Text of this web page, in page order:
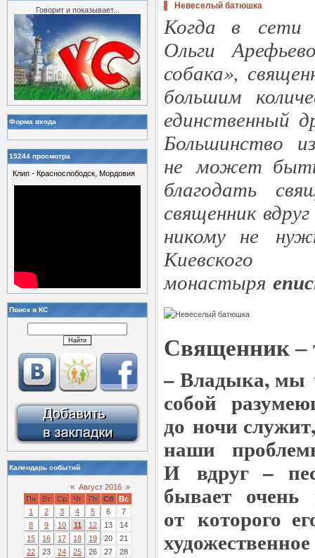
Говорит и показывает...
Форма входа
15244 просмотра
Клип - Краснослободск, Мордовия
Поиск в КС
Календарь событий
« Август 2016 »
Пн
Вт Ср Чт Пт Сб
Вс
1
2 3 4 5 6
7
8
9 10 11 12 13
14
15
16 17 18 19 20
21
22
23 24 25 26 27
28
Невеселый батюшка
Когда в сети
Ольги
собака»,
большим
единственный
Большинство
не может быть
благодать
священник
никому не
Киевского
монастыря
Священник –
– Владыка, мы
собой
до ночи
наши
И вдруг –
бывает
от которого